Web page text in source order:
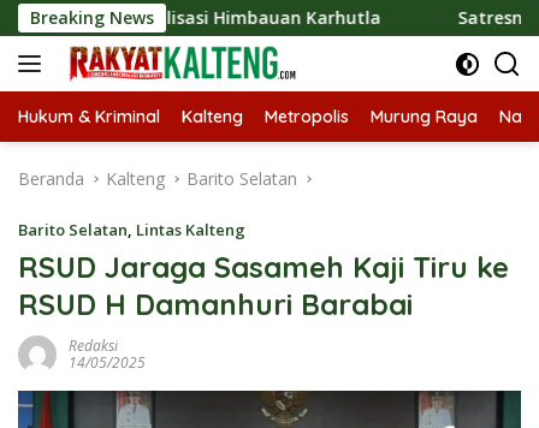
Langsung
ke
konten
Breaking News
Sosialisasi Himbauan Karhutla Satresnarkoba Polres
Hukum & Kriminal Kalteng Metropolis Murung Raya
Beranda Kalteng Barito Selatan
Barito Selatan, Lintas Kalteng
RSUD Jaraga Sasameh Kaji Tiru ke
RSUD H Damanhuri Barabai
Redaksi
14/05/2025